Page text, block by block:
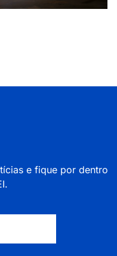
e fique por dentro